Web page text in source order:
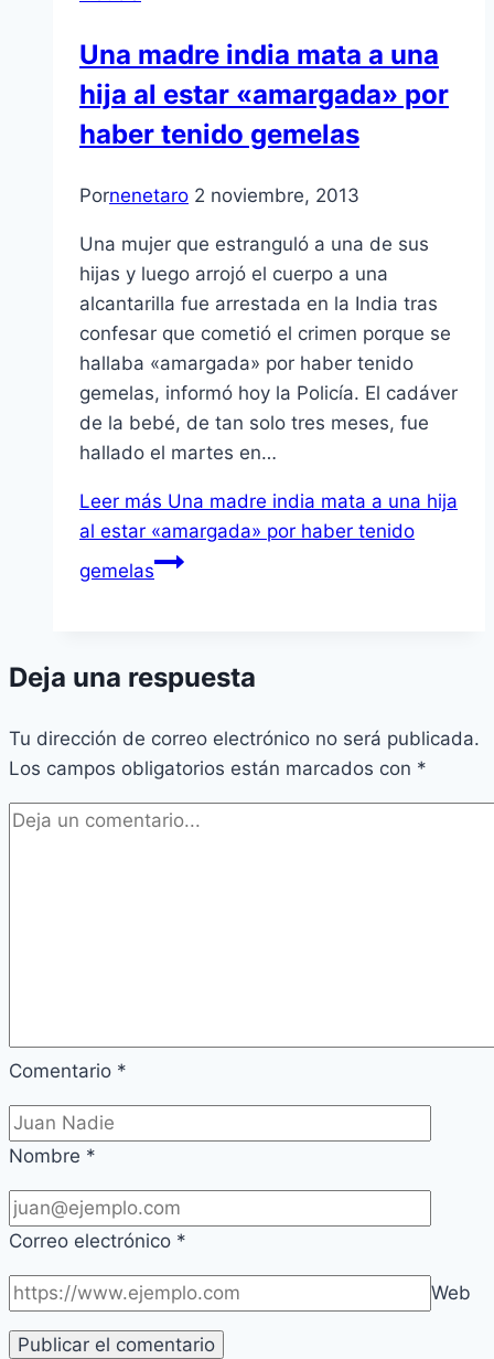
Una madre india mata a una
hija al estar «amargada» por
haber tenido gemelas
Pornenetaro 2 noviembre, 2013
Una mujer que estranguló a una de sus
hijas y luego arrojó el cuerpo a una
alcantarilla fue arrestada en la India tras
confesar que cometió el crimen porque se
hallaba «amargada» por haber tenido
gemelas, informó hoy la Policía. El cadáver
de la bebé, de tan solo tres meses, fue
hallado el martes en…
Leer más Una madre india mata a una hija
al estar «amargada» por haber tenido
gemelas
Deja una respuesta
Tu dirección de correo electrónico no será publicada.
Los campos obligatorios están marcados con *
Comentario *
Nombre *
Correo electrónico *
Web